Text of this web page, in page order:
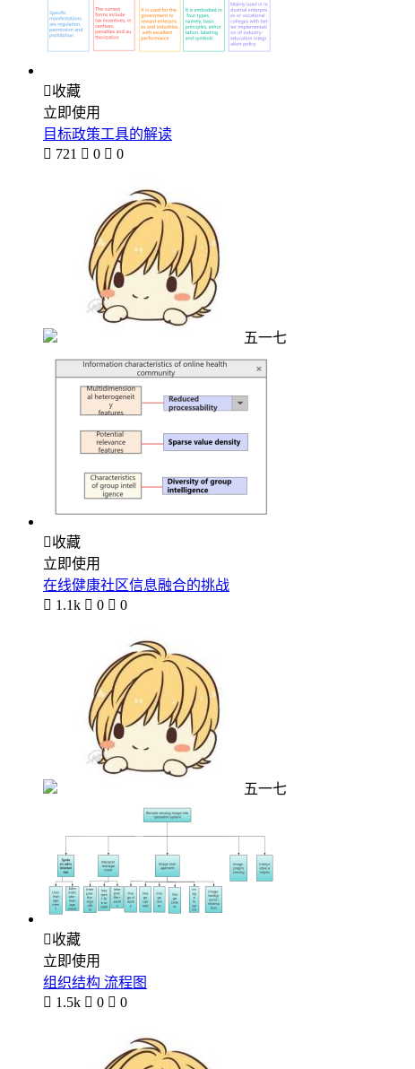
收藏
立即使用
目标政策工具的解读
 721  0  0
五一七
收藏
立即使用
在线健康社区信息融合的挑战
 1.1k  0  0
五一七
收藏
立即使用
组织结构 流程图
 1.5k  0  0